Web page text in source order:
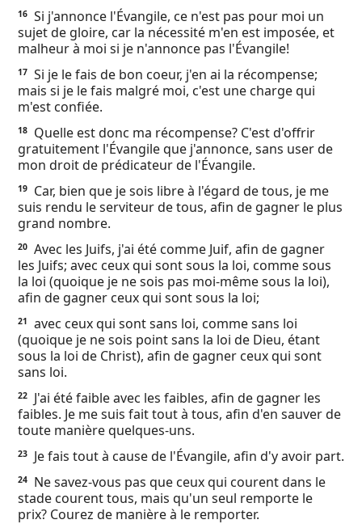
16 Si j'annonce l'Évangile, ce n'est pas pour moi un
sujet de gloire, car la nécessité m'en est imposée, et
malheur à moi si je n'annonce pas l'Évangile!
17 Si je le fais de bon coeur, j'en ai la récompense;
mais si je le fais malgré moi, c'est une charge qui
m'est confiée.
18
Quelle est donc ma récompense? C'est d'offrir
gratuitement l'Évangile que j'annonce, sans user de
mon droit de prédicateur de l'Évangile.
19
Car, bien que je sois libre à l'égard de tous, je me
suis rendu le serviteur de tous, afin de gagner le plus
grand nombre.
20 Avec les Juifs, j'ai été comme Juif, afin de gagner
les Juifs; avec ceux qui sont sous la loi, comme sous
la loi (quoique je ne sois pas moi-même sous la loi),
afin de gagner ceux qui sont sous la loi;
21
avec ceux qui sont sans loi, comme sans loi
(quoique je ne sois point sans la loi de Dieu, étant
sous la loi de Christ), afin de gagner ceux qui sont
sans loi.
22
J'ai été faible avec les faibles, afin de gagner les
faibles. Je me suis fait tout à tous, afin d'en sauver de
toute manière quelques-uns.
23 Je fais tout à cause de l'Évangile, afin d'y avoir part.
24
Ne savez-vous pas que ceux qui courent dans le
stade courent tous, mais qu'un seul remporte le
prix? Courez de manière à le remporter.